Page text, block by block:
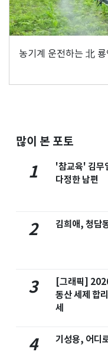
농기계 운전하는 北
많이 본 포토
1
'참교육' 김무
다정한 남편
2 김희애, 청담
3
[그래픽]
동산 세제 합
세
4 기성용, 어디